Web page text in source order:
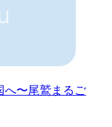
へ〜尾鷲まるご